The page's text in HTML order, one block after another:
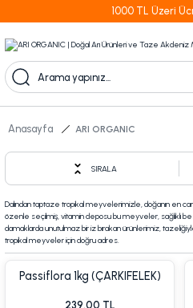
1000 TL Üzeri
Anasayfa ARI ORGANIC
SIRALA
Dalından taptaze tropikal meyvelerimizle, doğanın en
özenle seçilmiş, vitamin deposu bu meyveler, sağlıklı
damaklarda unutulmaz bir iz bırakan ürünlerimiz,
tropikal meyveler için doğru adres.
Passiflora 1kg (ÇARKIFELEK)
239,00 TL